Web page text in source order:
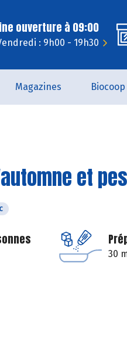
ouverture à 09:00
: 9h00 - 19h30
Magazines Biocoop
et
30